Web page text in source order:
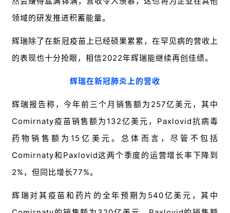
首
页
资
讯
视
领域的研发推进积蓄能量。
辉瑞除了在新冠疫苗上已经硕果累累，在罕见病的营收上
的表现也十分抢眼，相信2022年辉瑞能继续再创佳绩。
辉瑞在新冠肺炎上的营收
辉瑞报告称，今年前三个月销售额为257亿美元，其中
Comirnaty疫苗销售额为132亿美元，Paxlovid抗病毒
药物销售额为15亿美元。总体而言，尽管不包括
Comirnaty和Paxlovid这两个季度的运营增长率下降到
2%，但同比增长77%。
辉瑞对其疫苗和药片的全年预期为540亿美元，其中